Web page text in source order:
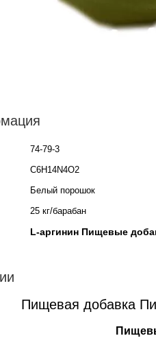
74-79-3
C6H14N4O2
Белый порошок
25 кг/барабан
L-аргинин Пищевые
Пищевая добавка